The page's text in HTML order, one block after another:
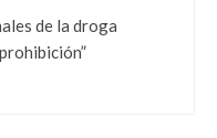
de la droga